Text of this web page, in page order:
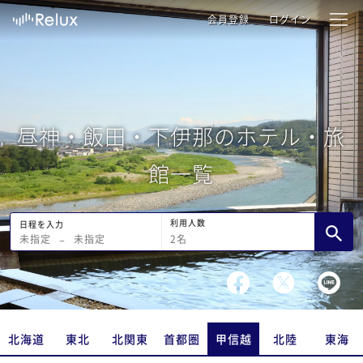
会員登録 ログイン
昼神・飯田・下伊那のホテル・旅
館一覧
日程を入力
未指定 − 未指定
利用人数
2名
北海道 東北 北関東 首都圏 甲信越 北陸 東海